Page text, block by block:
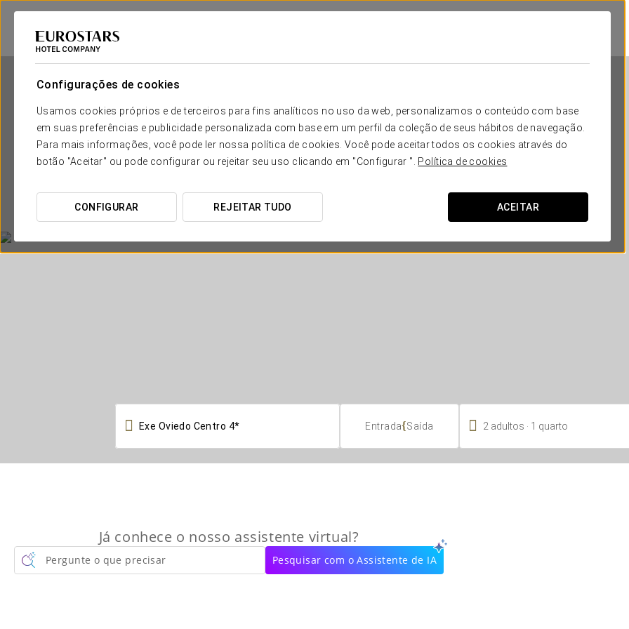
Configurações de cookies
Usamos cookies próprios e de terceiros para fins analíticos no uso da web, personalizamos o conteúdo com base
em suas preferências e publicidade personalizada com base em um perfil da coleção de seus hábitos de navegação.
Para mais informações, você pode ler nossa política de cookies. Você pode aceitar todos os cookies através do
botão "Aceitar" ou pode configurar ou rejeitar seu uso clicando em "Configurar ". Política de cookies
CONFIGURAR REJEITAR TUDO ACEITAR
Exe Oviedo Centro
OVIEDO
 Entrada{Saída  2 adultos 1 quarto
Já conhece o nosso assistente virtual?
Pergunte o que precisar Pesquisar com o Assistente de IA